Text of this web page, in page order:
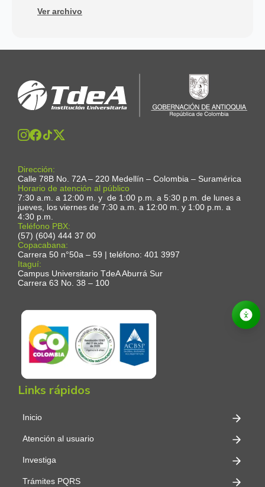
Ver archivo
Dirección:
Calle 78B No. 72A – 220 Medellín – Colombia – Suramérica
Horario de atención al público
7:30 a.m. a 12:00 m. y de 1:00 p.m. a 5:30 p.m. de lunes a
jueves, los viernes de 7:30 a.m. a 12:00 m. y 1:00 p.m. a
4:30 p.m.
Teléfono PBX:
(57) (604) 444 37 00
Copacabana:
Carrera 50 n°50a – 59 | teléfono: 401 3997
Itaguí:
Campus Universitario TdeA Aburrá Sur
Carrera 63 No. 38 – 100
Links rápidos
Inicio
Atención al usuario
Investiga
Trámites PQRS